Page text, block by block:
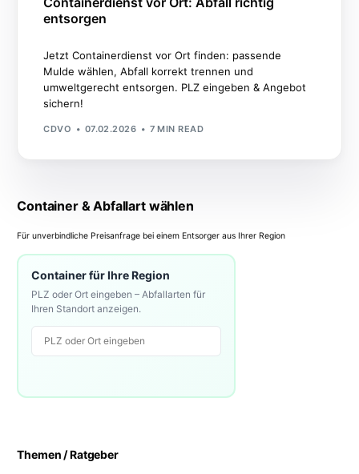
entsorgen
Jetzt Containerdienst vor Ort finden: passende
Mulde wählen, Abfall korrekt trennen und
umweltgerecht entsorgen. PLZ eingeben & Angebot
sichern!
CDVO 07.02.2026 7 MIN READ
Container & Abfallart wählen
Für unverbindliche Preisanfrage bei einem Entsorger aus Ihrer Region
Container für Ihre Region
PLZ oder Ort eingeben – Abfallarten für
Ihren Standort anzeigen.
Themen / Ratgeber